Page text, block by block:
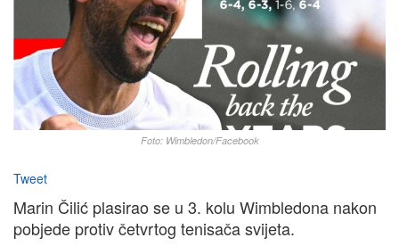
Foto: Wimbledon/Facebook
Tweet
Marin Čilić plasirao se u 3. kolu Wimbledona nakon
pobjede protiv četvrtog tenisača svijeta.